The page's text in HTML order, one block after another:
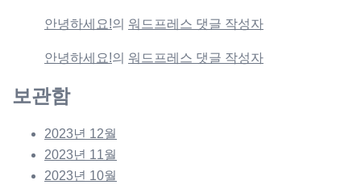
안녕하세요!의 워드프레스 댓글 작성자
안녕하세요!의 워드프레스 댓글 작성자
보관함
2023년 12월
2023년 11월
2023년 10월